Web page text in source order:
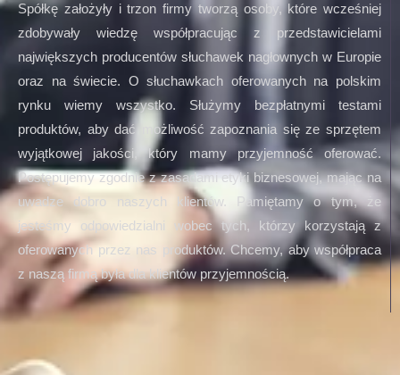
Spółkę założyły i trzon firmy tworzą osoby, które wcześniej
zdobywały wiedzę współpracując z przedstawicielami
największych producentów słuchawek nagłownych w Europie
oraz na świecie. O słuchawkach oferowanych na polskim
rynku wiemy wszystko. Służymy bezpłatnymi testami
produktów, aby dać możliwość zapoznania się ze sprzętem
wyjątkowej jakości, który mamy przyjemność oferować.
Postępujemy zgodnie z zasadami etyki biznesowej, mając na
uwadze dobro naszych klientów. Pamiętamy o tym, że
jesteśmy odpowiedzialni wobec tych, którzy korzystają z
oferowanych przez nas produktów. Chcemy, aby współpraca
z naszą firmą była dla klientów przyjemnością.